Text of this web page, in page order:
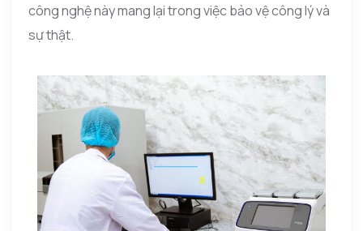
công nghệ này mang lại trong việc bảo vệ công lý và
sự thật.